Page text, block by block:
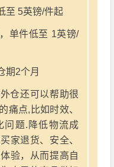
至 5英镑/件起
单件低至 1英镑/
期2个月
仓还可以帮助很
痛点,比如时效、
问题.降低物流成
家退货、安全、
验，从而提高自